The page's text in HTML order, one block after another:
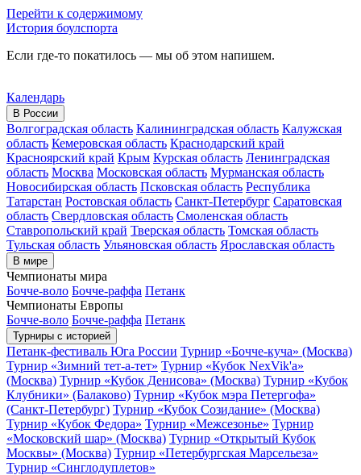
Перейти к содержимому
История боулспорта
Если где-то покатилось — мы об этом напишем.
Календарь
В России
Волгоградская область Калининградская область Калужская
область Кемеровская область Краснодарский край
Красноярский край Крым Курская область Ленинградская
область Москва Московская область Мурманская область
Новосибирская область Псковская область Республика
Татарстан Ростовская область Санкт-Петербург Саратовская
область Свердловская область Смоленская область
Ставропольский край Тверская область Томская область
Тульская область Ульяновская область Ярославская область
В мире
Чемпионаты мира
Бочче-воло Бочче-раффа Петанк
Чемпионаты Европы
Бочче-воло Бочче-раффа Петанк
Турниры с историей
Петанк-фестиваль Юга России Турнир «Бочче-куча» (Москва)
Турнир «Зимний тет-а-тет» Турнир «Кубок NexVik'a»
(Москва) Турнир «Кубок Денисова» (Москва) Турнир «Кубок
Клубники» (Балаково) Турнир «Кубок мэра Петергофа»
(Санкт-Петербург) Турнир «Кубок Созидание» (Москва)
Турнир «Кубок Федора» Турнир «Межсезонье» Турнир
«Московский шар» (Москва) Турнир «Открытый Кубок
Москвы» (Москва) Турнир «Петербургская Марсельеза»
Турнир «Синглодуплетов»